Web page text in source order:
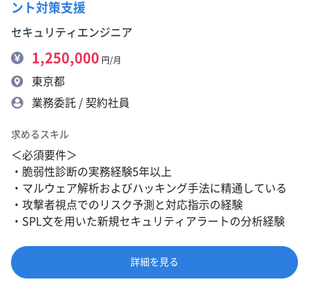
ント対策支援
セキュリティエンジニア
1,250,000 円/月
東京都
業務委託 / 契約社員
求めるスキル
＜必須要件＞
・脆弱性診断の実務経験5年以上
・マルウェア解析およびハッキング手法に精通している
・攻撃者視点でのリスク予測と対応指示の経験
・SPL文を用いた新規セキュリティアラートの分析経験
詳細を見る